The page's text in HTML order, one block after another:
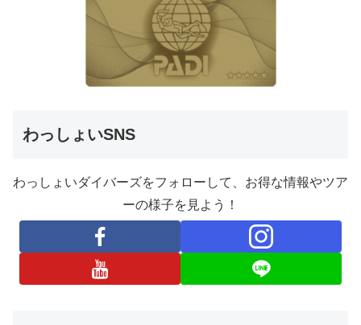
わっしょいSNS
わっしょいダイバーズをフォローして、お得な情報やツア
ーの様子を見よう！